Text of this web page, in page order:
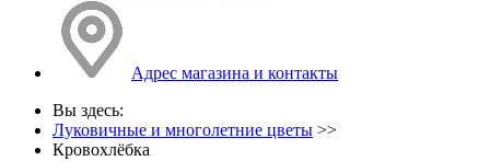
Адрес магазина и контакты
Вы здесь:
Луковичные и многолетние цветы >>
Кровохлёбка